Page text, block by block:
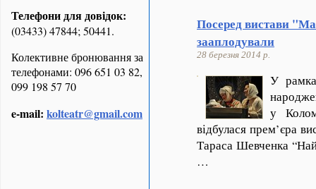
Телефони для довідок:
(03433) 47844; 50441.
Колективне бронювання за
телефонами: 096 651 03 82,
099 198 57 70
e-mail: kolteatr@gmail.com
Посеред вистави
зааплодували
28 березня 2014 р.
У
у
відбулася прем’єра
Тараса Шевченка
…